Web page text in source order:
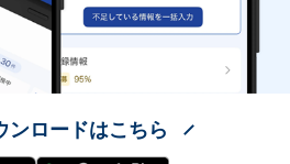
ンロードはこちら